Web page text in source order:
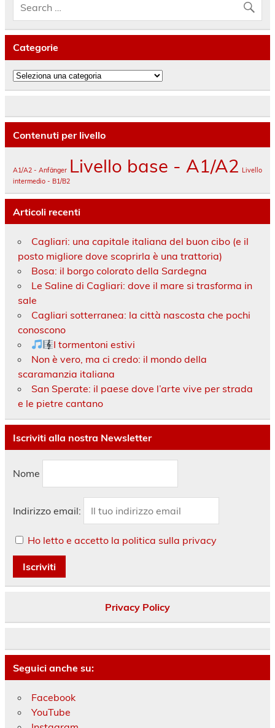
Categorie
Categorie
Contenuti per livello
A1/A2 - Anfänger Livello base - A1/A2 Livello
intermedio - B1/B2
Articoli recenti
Cagliari: una capitale italiana del buon cibo (e il
posto migliore dove scoprirla è una trattoria)
Bosa: il borgo colorato della Sardegna
Le Saline di Cagliari: dove il mare si trasforma in
sale
Cagliari sotterranea: la città nascosta che pochi
conoscono
I tormentoni estivi
Non è vero, ma ci credo: il mondo della
scaramanzia italiana
San Sperate: il paese dove l’arte vive per strada
e le pietre cantano
Iscriviti alla nostra Newsletter
Nome
Indirizzo email:
Ho letto e accetto la politica sulla privacy
Privacy Policy
Seguici anche su:
Facebook
YouTube